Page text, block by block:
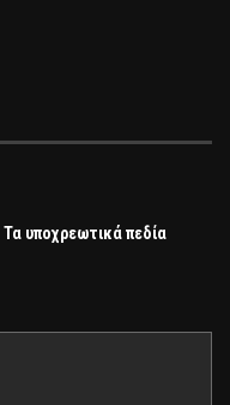
Τα υποχρεωτικά πεδία